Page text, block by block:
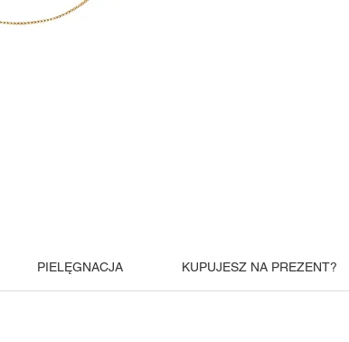
PIELĘGNACJA KUPUJESZ NA PREZENT?